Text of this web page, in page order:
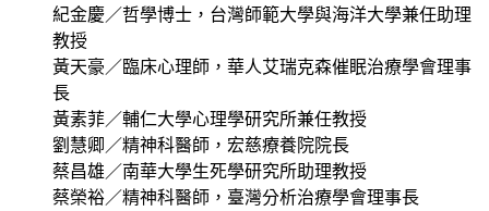
紀金慶／哲學博士，台灣師範大學與海洋大學兼任助理
教授
黃天豪／臨床心理師，華人艾瑞克森催眠治療學會理事
長
黃素菲／輔仁大學心理學研究所兼任教授
劉慧卿／精神科醫師，宏慈療養院院長
蔡昌雄／南華大學生死學研究所助理教授
蔡榮裕／精神科醫師，臺灣分析治療學會理事長